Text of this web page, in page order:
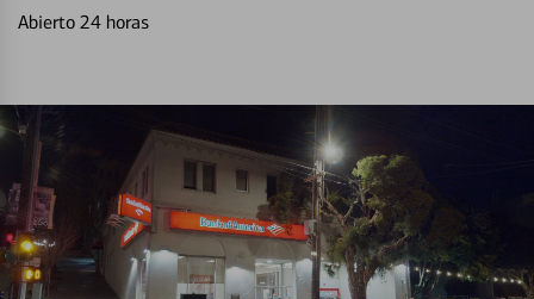
Abierto 24 horas